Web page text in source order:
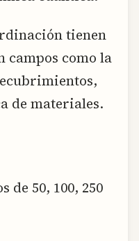
tienen
campos como la
de materiales.
de 50, 100, 250